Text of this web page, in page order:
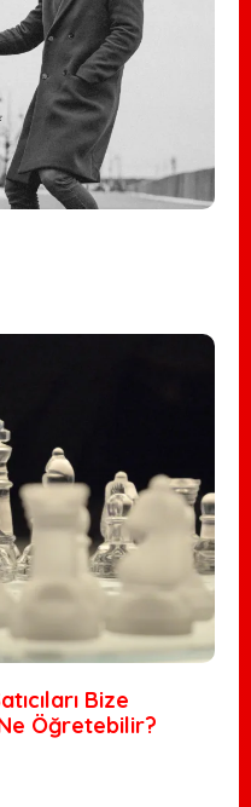
Bize
Öğretebilir?